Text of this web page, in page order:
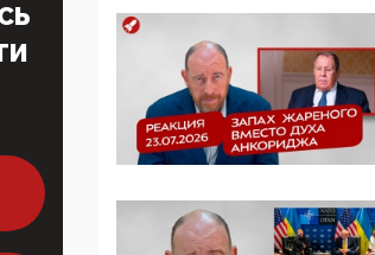
11:53, 09 Июня 2026
Прокуратура наконец
увидела
экстремистскую
деятельность ИИТО
цифроглобалисты
продолжают